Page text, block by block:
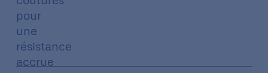
pour
une
résistance
accrue